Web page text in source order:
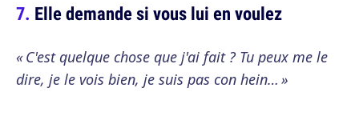
Elle demande si vous lui en voulez
« C'est quelque chose que j'ai fait ? Tu peux me le
dire, je le vois bien, je suis pas con hein… »